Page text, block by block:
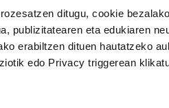
ditugu, cookie
publizitatearen eta edukiaren
erabiltzen dituen hautatzeko
edo Privacy triggerean